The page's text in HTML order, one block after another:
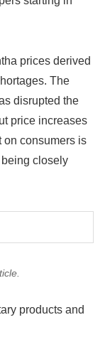
prices derived
The
disrupted the
price increases
on consumers is
closely
products and